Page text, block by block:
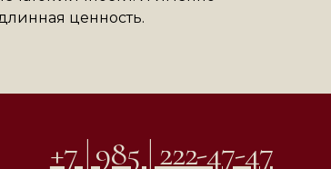
ценность.
+7 | 985 | 222-47-47